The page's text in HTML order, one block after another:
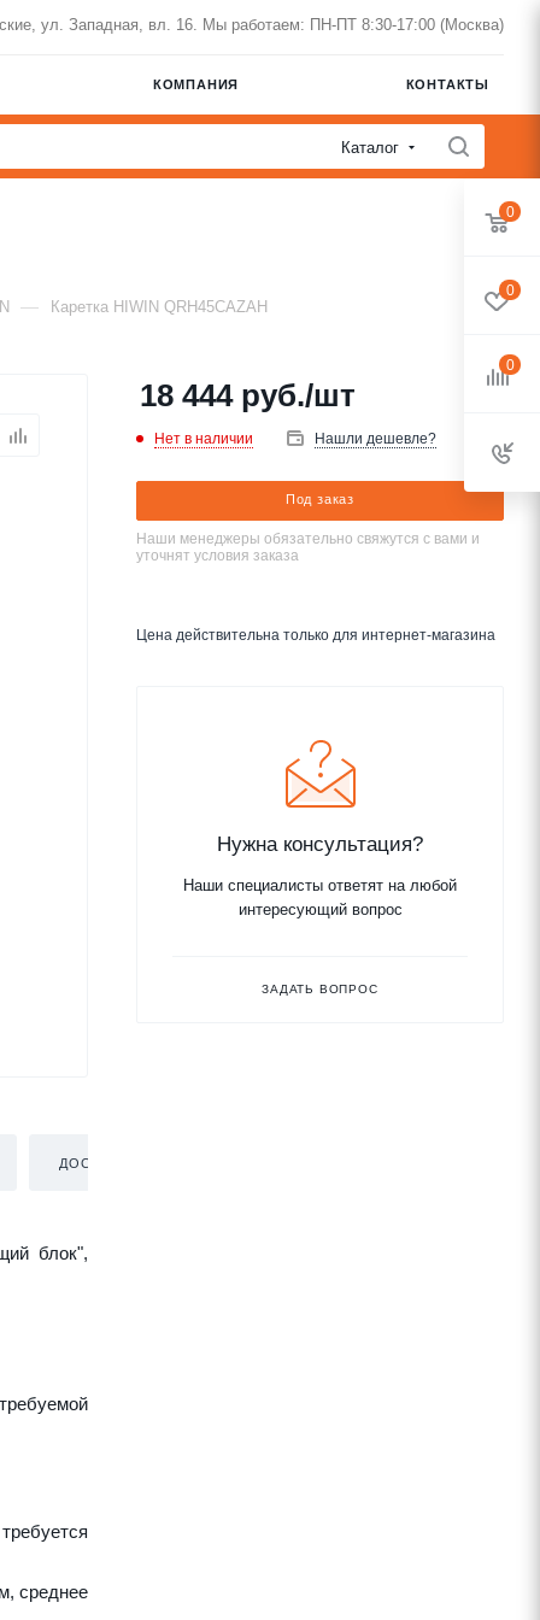
ул. Западная, вл. 16. Мы работаем: ПН-ПТ 8:30-17:00 (Москва)
КОМПАНИЯ КОНТАКТЫ
Каталог
— Каретка HIWIN QRH45CAZAH
ДОСТАВКА
блок",
среднее
18 444руб./шт
Нет в наличии Нашли дешевле?
Под заказ
Наши менеджеры обязательно свяжутся с вами и
уточнят условия заказа
Цена действительна только для интернет-магазина
Нужна консультация?
Наши специалисты ответят на любой
интересующий вопрос
ЗАДАТЬ ВОПРОС
0
0
0